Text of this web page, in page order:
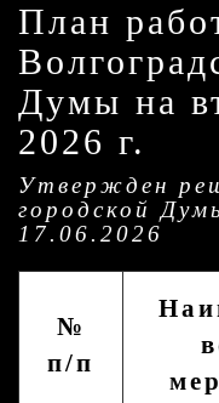
План
Думы на
2026 г.
Утвержден
городской
17.06.2026
№
п/п